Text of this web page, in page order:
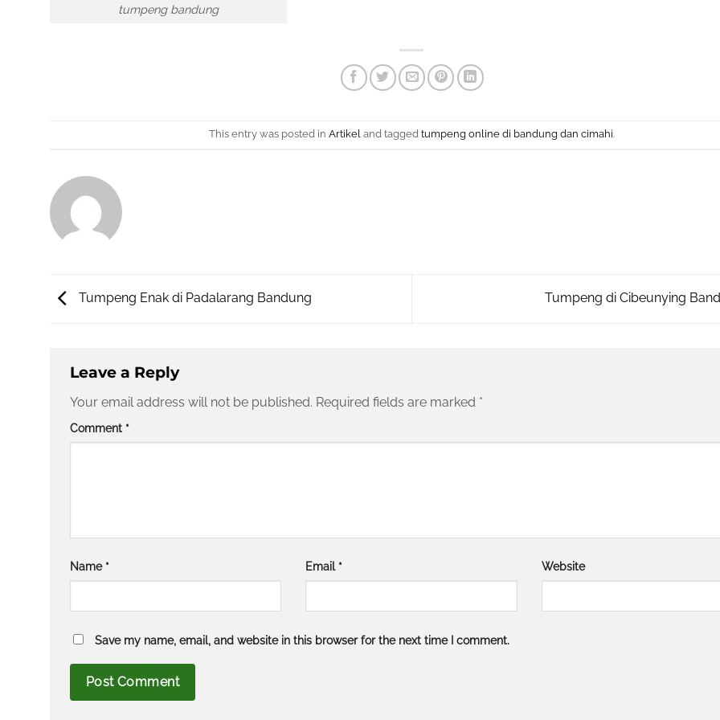
tumpeng bandung
This entry was posted in Artikeland tagged tumpeng online di bandung dan cimahi.
Tumpeng Enak di Padalarang Bandung Tumpeng di Cibeunying
Leave a Reply
Your email address will not be published. Required fields are marked *
Comment *
Name * Email * Website
Save my name, email, and website in this browser for the next time I comment.